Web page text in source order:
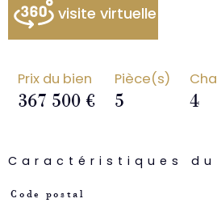
visite virtuelle
Prix du bien
367 500 €
Pièce(s)
5 4
Caractéristiques du
Caractéristiques Valeurs
Code postal